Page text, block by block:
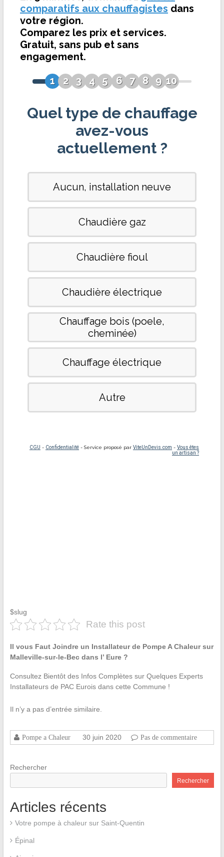
$slug
Rate this post
Il vous Faut Joindre un Installateur de Pompe A Chaleur sur
Malleville-sur-le-Bec dans l’ Eure ?
Consultez Bientôt des Infos Complètes sur Quelques Experts
Installateurs de PAC Eurois dans cette Commune !
Il n’y a pas d’entrée similaire.
Pompe a Chaleur 30 juin 2020 Pas de commentaire
Rechercher
Rechercher
Articles récents
Votre pompe à chaleur sur Saint-Quentin
Épinal